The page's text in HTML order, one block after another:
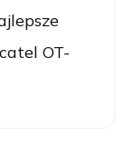
OT-